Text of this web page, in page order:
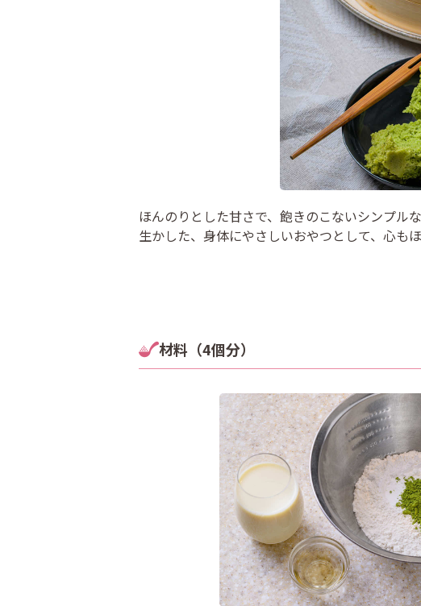
ほんのりとした甘さで、飽きのこないシンプル
生かした、身体にやさしいおやつとして、心も
材料（4個分）